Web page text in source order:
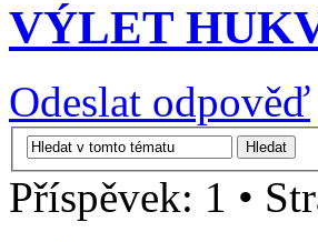
VÝLET
Odeslat odpověď
Příspěvek: 1 •